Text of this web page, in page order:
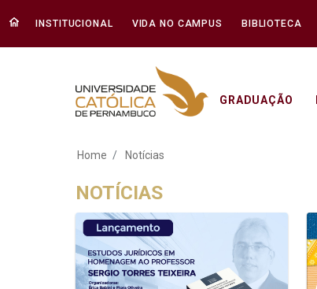
INSTITUCIONAL VIDA NO CAMPUS BIBLIOTECA
GRADUAÇÃO
Notícias - Unicap
Home Notícias
NOTÍCIAS